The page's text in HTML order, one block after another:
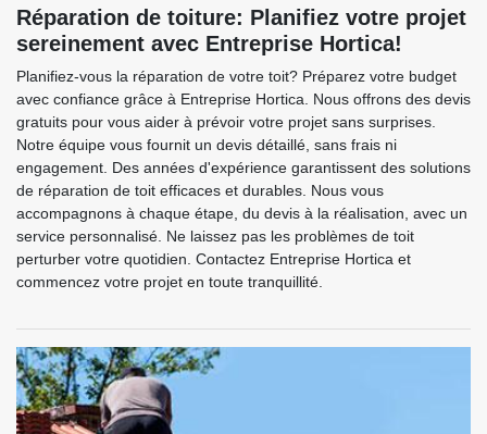
Réparation de toiture: Planifiez votre projet
sereinement avec Entreprise Hortica!
Planifiez-vous la réparation de votre toit? Préparez votre budget
avec confiance grâce à Entreprise Hortica. Nous offrons des devis
gratuits pour vous aider à prévoir votre projet sans surprises.
Notre équipe vous fournit un devis détaillé, sans frais ni
engagement. Des années d'expérience garantissent des solutions
de réparation de toit efficaces et durables. Nous vous
accompagnons à chaque étape, du devis à la réalisation, avec un
service personnalisé. Ne laissez pas les problèmes de toit
perturber votre quotidien. Contactez Entreprise Hortica et
commencez votre projet en toute tranquillité.